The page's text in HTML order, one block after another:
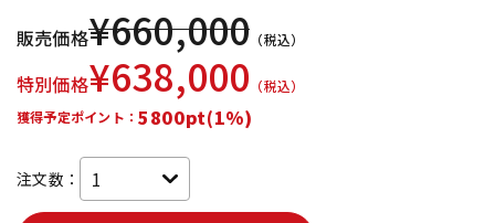
販売価格¥660,000 （税込）
特別価格¥638,000 （税込）
獲得予定ポイント： 5800pt(1%)
注文数：